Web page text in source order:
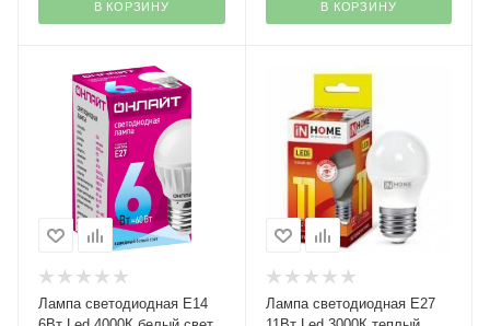
В КОРЗИНУ В КОРЗИНУ
Лампа светодиодная Е14
Лампа светодиодная Е27